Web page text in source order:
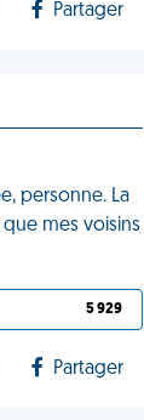
Partager
personne. La
mes voisins
5 929
Partager